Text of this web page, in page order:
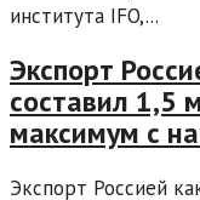
института IFO,...
Экспорт
составил 1,5
максимум с
Экспорт Россией